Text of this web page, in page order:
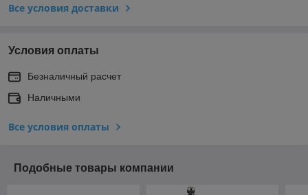
Все условия доставки
Условия оплаты
Безналичный расчет
Наличными
Все условия оплаты
Подобные товары компании